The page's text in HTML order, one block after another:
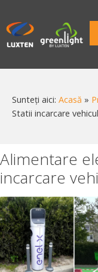
Sunteți aici: Acasă »
Statii incarcare
Alimentare
incarcare